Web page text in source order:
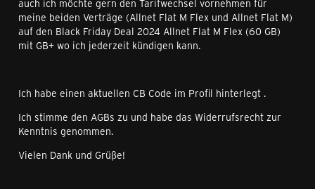
auch ich möchte gern den Tarifwechsel vornehmen für
meine beiden Verträge (Allnet Flat M Flex und Allnet Flat M)
auf den Black Friday Deal 2024 Allnet Flat M Flex (60 GB)
mit GB+ wo ich jederzeit kündigen kann.
Ich habe einen aktuellen CB Code im Profil hinterlegt .
Ich stimme den AGBs zu und habe das Widerrufsrecht zur
Kenntnis genommen.
Vielen Dank und Grüße!